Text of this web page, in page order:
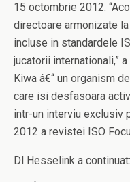
15 octombrie 2012.
directoare armonizate
incluse in standardele
jucatorii internationali,”
Kiwa â€“ un organism
care isi desfasoara
intr-un interviu exclusiv
2012 a revistei ISO
Dl Hesselink a continuat: